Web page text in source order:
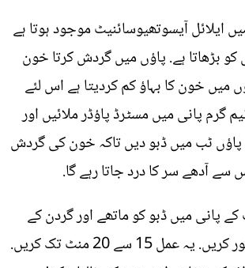
ایلائل آیسوتھیوسائنیٹ موجود ہوتا ہے
بڑھاتا ہے. پاؤں میں گردش کرتا خون
میں خون کا بہاؤ کم کردیتا ہے اس لئے
گرم پانی میں مسٹرڈ پاؤڈر ملائیں اور
پاؤں ٹب میں ڈبو دیں تاکہ خون کی گردش
سے آدھے سر کا درد جاتا رہے گا.
پانی میں ڈبو کو ماتھے اور گردن کے
پچھلے حصے پر ٹکور کریں. یہ عمل 15 سے 20 منٹ تک کریں.